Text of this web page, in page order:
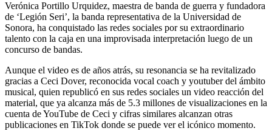
Verónica Portillo Urquidez, maestra de banda de guerra y fundadora
de ‘Legión Seri’, la banda representativa de la Universidad de
Sonora, ha conquistado las redes sociales por su extraordinario
talento con la caja en una improvisada interpretación luego de un
concurso de bandas.
Aunque el video es de años atrás, su resonancia se ha revitalizado
gracias a Ceci Dover, reconocida vocal coach y youtuber del ámbito
musical, quien republicó en sus redes sociales un video reacción del
material, que ya alcanza más de 5.3 millones de visualizaciones en la
cuenta de YouTube de Ceci y cifras similares alcanzan otras
publicaciones en TikTok donde se puede ver el icónico momento.